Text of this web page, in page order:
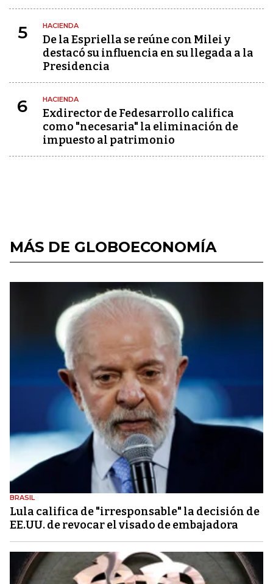
5 HACIENDA
De la Espriella se reúne con Milei y
destacó su influencia en su llegada a la
Presidencia
6 HACIENDA
Exdirector de Fedesarrollo califica
como "necesaria" la eliminación de
impuesto al patrimonio
MÁS DE GLOBOECONOMÍA
BRASIL
Lula califica de "irresponsable" la decisión de
EE.UU. de revocar el visado de embajadora